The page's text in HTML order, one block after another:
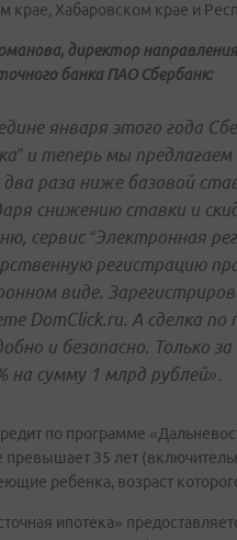
крае, Хабаровском крае и
директор
банка ПАО Сбербанк:
января этого года
и теперь мы
два раза ниже базовой
снижению ставки и
сервис “Электронная
регистрацию
виде.
DomClick.ru. А сделка
и безопасно. Только
на сумму 1 млрд рублей».
по программе
превышает 35 лет
ребенка, возраст
ипотека»